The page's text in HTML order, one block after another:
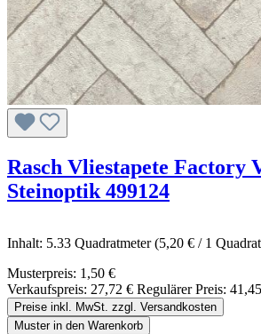
Rasch Vliestapete Factory
Steinoptik 499124
Inhalt: 5.33 Quadratmeter(5,20 € / 1
Musterpreis: 1,50 €
Verkaufspreis: 27,72 € Regulärer Preis:
Preise inkl. MwSt. zzgl. Versandkosten
Muster in den Warenkorb